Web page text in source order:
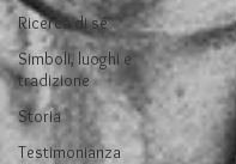
Ricerca di sé
Simboli, luoghi e
tradizione
Storia
Testimonianza